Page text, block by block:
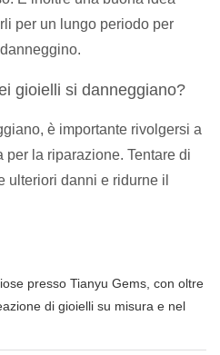
per un lungo periodo per
gioielli si danneggiano?
è importante rivolgersi a
la riparazione. Tentare di
ulteriori danni e ridurne il
presso Tianyu Gems, con oltre
di gioielli su misura e nel